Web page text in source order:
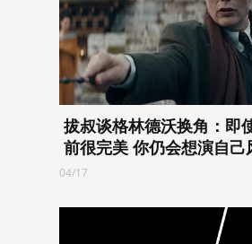
拔叔谈格林德沃换角：即
前很完美 你仍会想演自己
04/17